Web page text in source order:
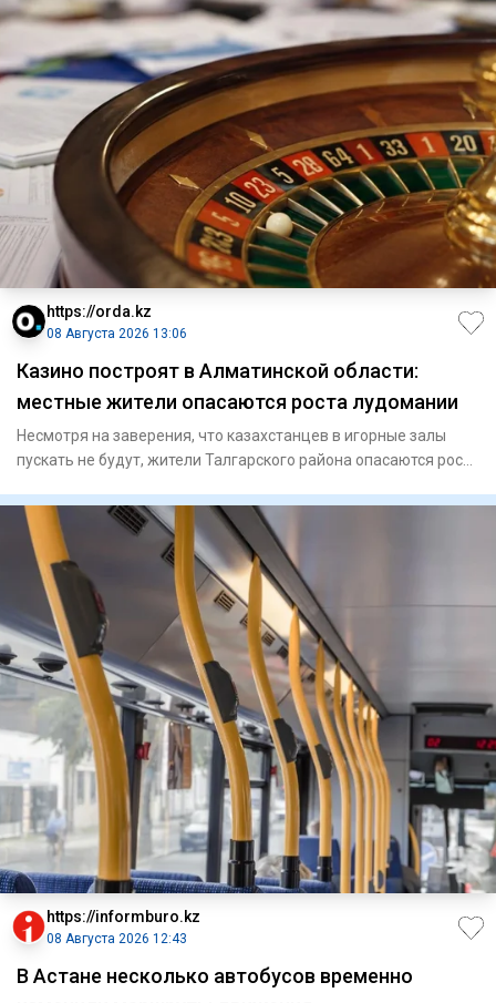
https://orda.kz
08 Августа 2026 13:06
Казино построят в Алматинской области:
местные жители опасаются роста лудомании
Несмотря на заверения, что казахстанцев в игорные залы
пускать не будут, жители Талгарского района опасаются роста
https://informburo.kz
08 Августа 2026 12:43
В Астане несколько автобусов временно